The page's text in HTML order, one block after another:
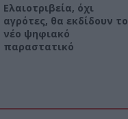
Ελαιοτριβεία, όχι
αγρότες, θα εκδίδουν το
νέο ψηφιακό
παραστατικό